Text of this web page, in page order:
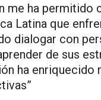
me ha permitido
Latina que
dialogar con
de sus
ha enriquecido